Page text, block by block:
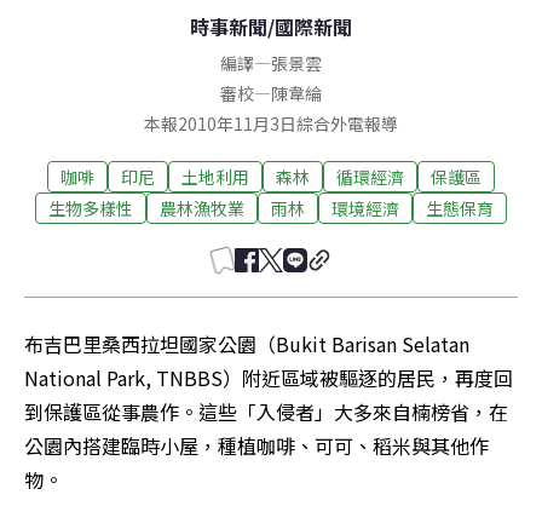
時事新聞/國際新聞
編譯—張景雲
審校—陳韋綸
本報2010年11月3日綜合外電報導
咖啡 印尼 土地利用 森林 循環經濟
保護區
生物多樣性
農林漁牧業 雨林 環境經濟 生態保育
布吉巴里桑西拉坦國家公園（Bukit Barisan Selatan
National Park, TNBBS）附近區域被驅逐的居民，再度回
到保護區從事農作。這些「入侵者」大多來自楠榜省，在
公園內搭建臨時小屋，種植咖啡、可可、稻米與其他作
物。